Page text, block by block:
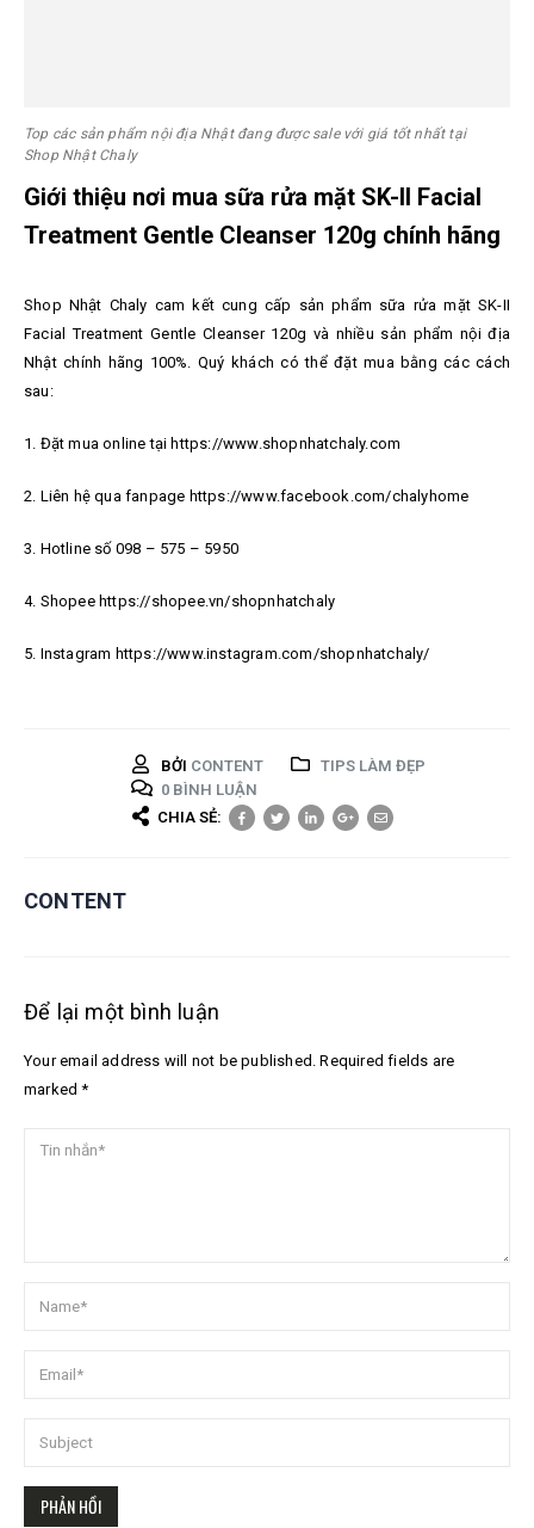
Top các sản phẩm nội địa Nhật đang được sale với giá tốt nhất tại
Shop Nhật Chaly
Giới thiệu nơi mua sữa rửa mặt SK-II Facial
Treatment Gentle Cleanser 120g chính hãng
Shop Nhật Chaly cam kết cung cấp sản phẩm sữa rửa mặt SK-II
Facial Treatment Gentle Cleanser 120g và nhiều sản phẩm nội địa
Nhật chính hãng 100%. Quý khách có thể đặt mua bằng các cách
sau:
1. Đặt mua online tại https://www.shopnhatchaly.com
2. Liên hệ qua fanpage https://www.facebook.com/chalyhome
3. Hotline số 098 – 575 – 5950
4. Shopee https://shopee.vn/shopnhatchaly
5. Instagram https://www.instagram.com/shopnhatchaly/
BỞI CONTENT
TIPS LÀM ĐẸP
0 BÌNH LUẬN
CHIA SẺ:
CONTENT
Để lại một bình luận
Your email address will not be published. Required fields are
marked *